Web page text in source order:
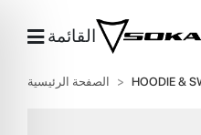
القائمة
الصفحة الرئيسية HOODIE &